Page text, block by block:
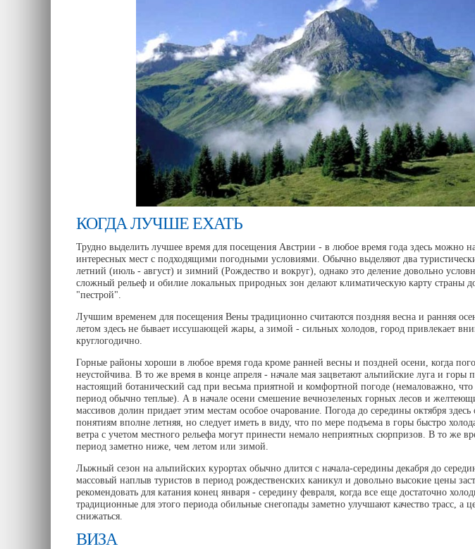
КОГДА ЛУЧШЕ ЕХАТЬ
Трудно выделить лучшее время для посещения Австрии - в любое время года здесь можно
интересных мест с подходящими погодными условиями. Обычно выделяют два
летний (июль - август) и зимний (Рождество и вокруг), однако это деление довольно
сложный рельеф и обилие локальных природных зон делают климатическую карту страны
"пестрой".
Лучшим временем для посещения Вены традиционно считаются поздняя весна и ранняя
летом здесь не бывает иссушающей жары, а зимой - сильных холодов, город привлекает
круглогодично.
Горные районы хороши в любое время года кроме ранней весны и поздней осени, когда
неустойчива. В то же время в конце апреля - начале мая зацветают альпийские луга и горы
настоящий ботанический сад при весьма приятной и комфортной погоде (немаловажно, что
период обычно теплые). А в начале осени смешение вечнозеленых горных лесов и
массивов долин придает этим местам особое очарование. Погода до середины октября
понятиям вполне летняя, но следует иметь в виду, что по мере подъема в горы быстро
ветра с учетом местного рельефа могут принести немало неприятных сюрпризов. В то же
период заметно ниже, чем летом или зимой.
Лыжный сезон на альпийских курортах обычно длится с начала-середины декабря до
массовый наплыв туристов в период рождественских каникул и довольно высокие цены
рекомендовать для катания конец января - середину февраля, когда все еще достаточно
традиционные для этого периода обильные снегопады заметно улучшают качество трасс, а
снижаться.
ВИЗА